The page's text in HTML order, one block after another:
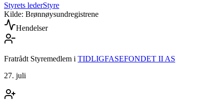
Styrets lederStyre
Kilde: Brønnøysundregistrene
Hendelser
Fratrådt Styremedlem i TIDLIGFASEFONDET II AS
27. juli